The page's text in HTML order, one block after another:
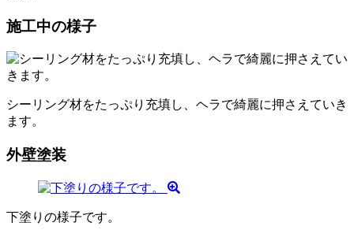
施工中の様子
シーリング材をたっぷり充填し、ヘラで綺麗に押さえていき
ます。
外壁塗装
下塗りの様子です。